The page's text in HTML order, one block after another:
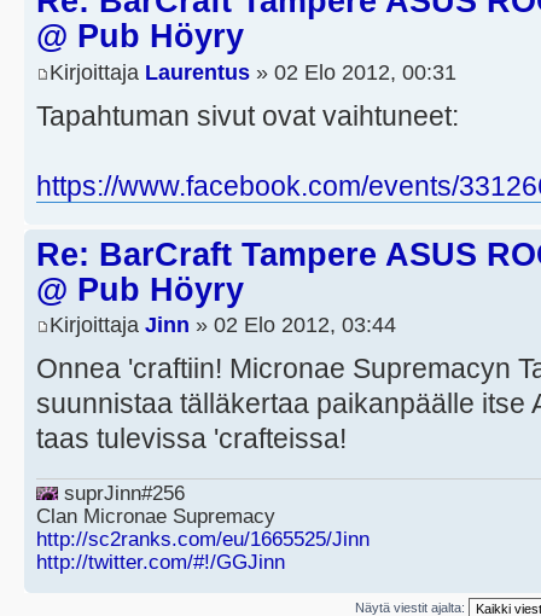
@ Pub Höyry
Kirjoittaja Laurentus » 02 Elo 2012, 00:31
Tapahtuman sivut ovat vaihtuneet:
https://www.facebook.com/events/
Re: BarCraft Tampere ASUS
@ Pub Höyry
Kirjoittaja Jinn » 02 Elo 2012, 03:44
Onnea 'craftiin! Micronae Supremacyn
suunnistaa tälläkertaa paikanpäälle itse
taas tulevissa 'crafteissa!
suprJinn#256
Clan Micronae Supremacy
http://sc2ranks.com/eu/1665525/Jinn
http://twitter.com/#!/GGJinn
Näytä viestit ajalta: